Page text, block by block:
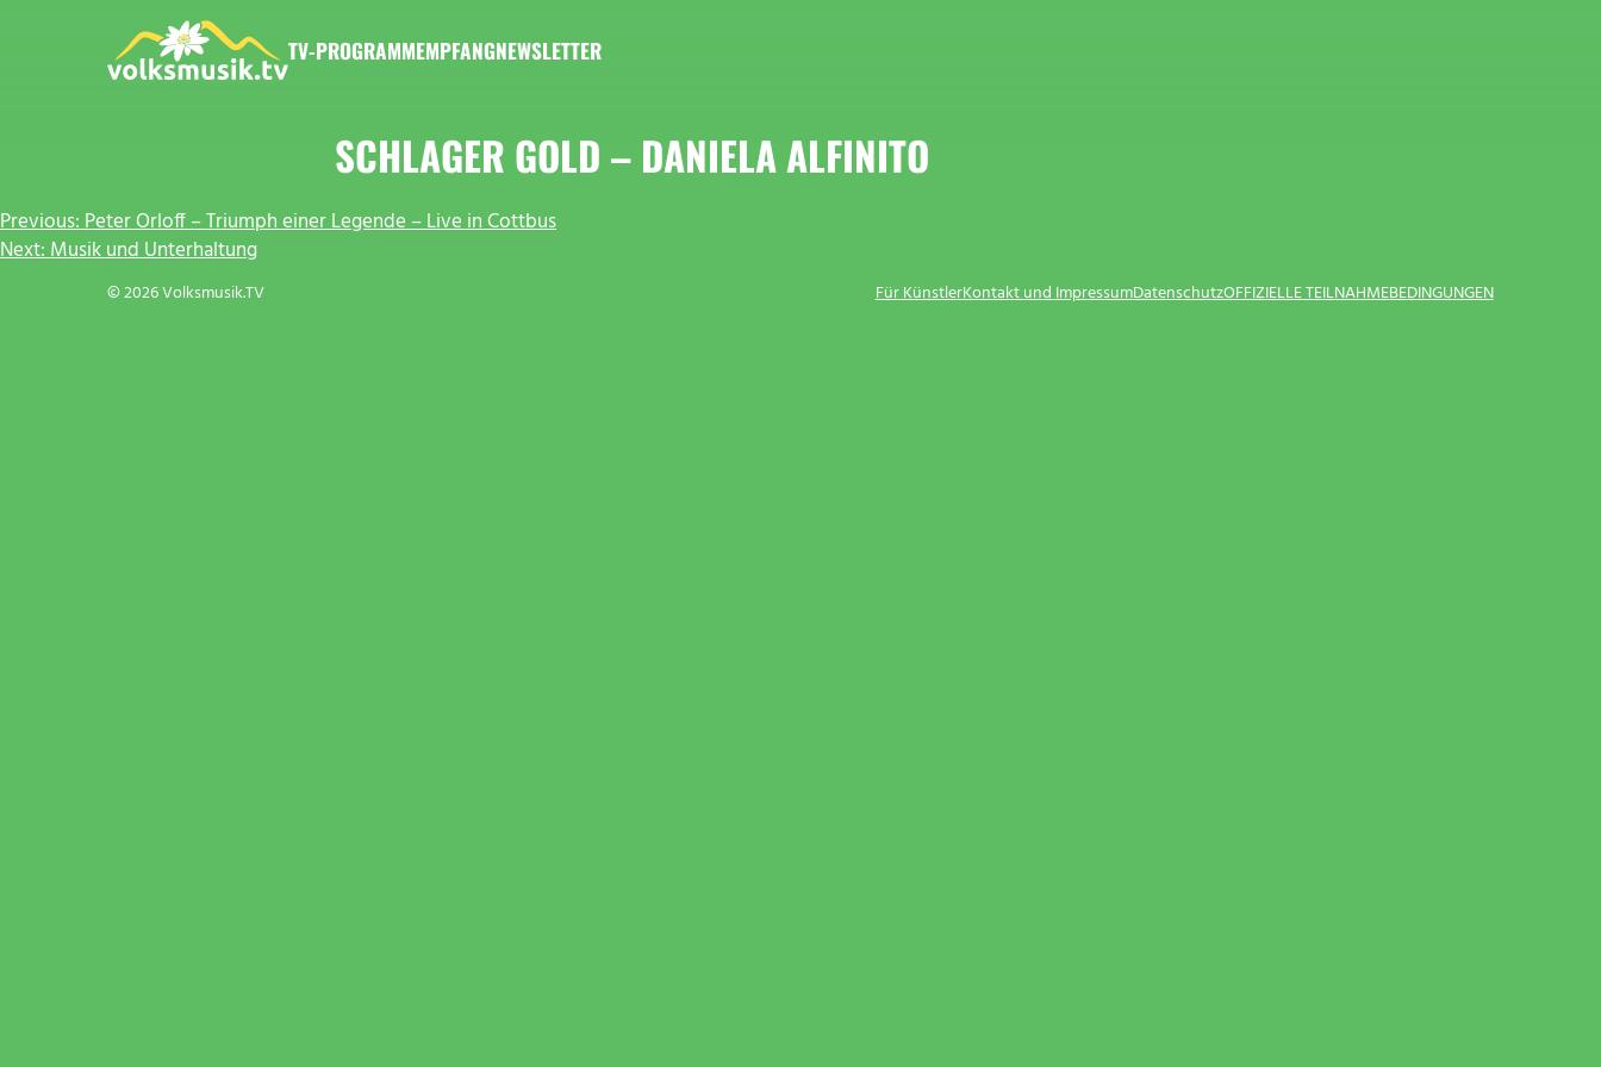
TV-PROGRAMMEMPFANGNEWSLETTER
SCHLAGER GOLD – DANIELA ALFINITO
BEITRAGSNAVIGATION
Previous:Peter Orloff – Triumph einer Legende – Live in Cottbus
Next:Musik und Unterhaltung
© 2026 Volksmusik.TV Für KünstlerKontakt und ImpressumDatenschutzOFFIZIELLE TEILNAHMEBEDINGUNGEN